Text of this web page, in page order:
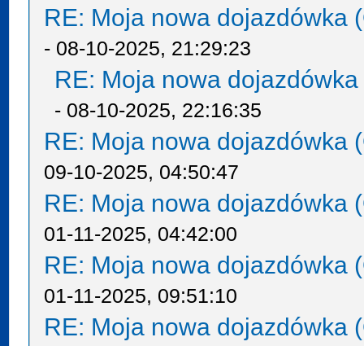
RE: Moja nowa dojazdówka
- 08-10-2025, 21:29:23
RE: Moja nowa
- 08-10-2025, 22:16:35
RE: Moja nowa dojazdówka
09-10-2025, 04:50:47
RE: Moja nowa dojazdówka
01-11-2025, 04:42:00
RE: Moja nowa dojazdówka
01-11-2025, 09:51:10
RE: Moja nowa dojazdówka